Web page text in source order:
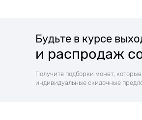
Будьте в курсе
и распродаж
Получите подборки монет,
индивидуальные скидочные